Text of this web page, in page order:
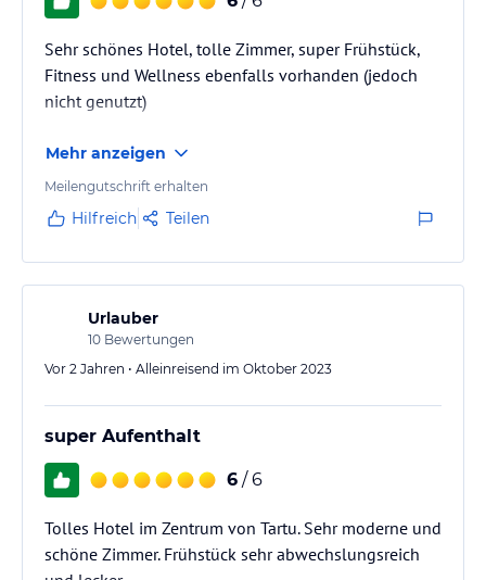
Sehr schönes Hotel, tolle Zimmer, super Frühstück,
Fitness und Wellness ebenfalls vorhanden (jedoch
nicht genutzt)
Mehr anzeigen
Meilengutschrift erhalten
Hilfreich Teilen
Urlauber
10 Bewertungen
Vor 2 Jahren • Alleinreisend im Oktober 2023
super Aufenthalt
6 / 6
Tolles Hotel im Zentrum von Tartu. Sehr moderne und
schöne Zimmer. Frühstück sehr abwechslungsreich